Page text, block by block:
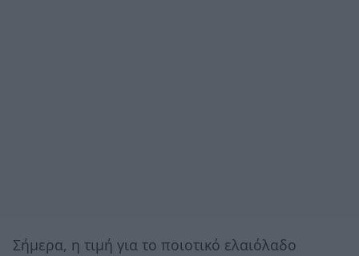
Σήμερα, η τιμή για το ποιοτικό ελαιόλαδο